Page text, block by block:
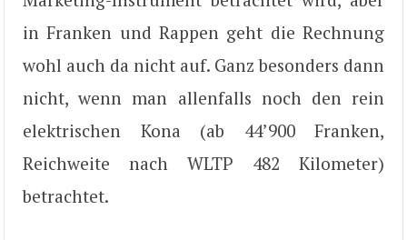
in Franken und Rappen geht die Rechnung
wohl auch da nicht auf. Ganz besonders dann
nicht, wenn man allenfalls noch den rein
elektrischen Kona (ab 44’900 Franken,
Reichweite nach WLTP 482 Kilometer)
betrachtet.